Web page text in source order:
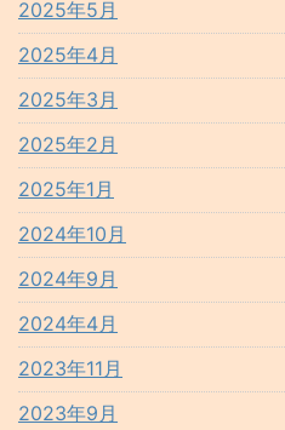
2025年5月
2025年4月
2025年3月
2025年2月
2025年1月
2024年10月
2024年9月
2024年4月
2023年11月
2023年9月